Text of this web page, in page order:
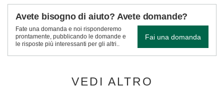
Avete bisogno di aiuto? Avete domande?
Fate una domanda e noi risponderemo
prontamente, pubblicando le domande e
le risposte più interessanti per gli altri..
Fai una domanda
VEDI ALTRO